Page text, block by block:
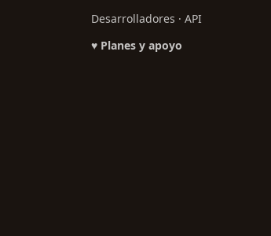
Desarrolladores · API
♥ Planes y apoyo